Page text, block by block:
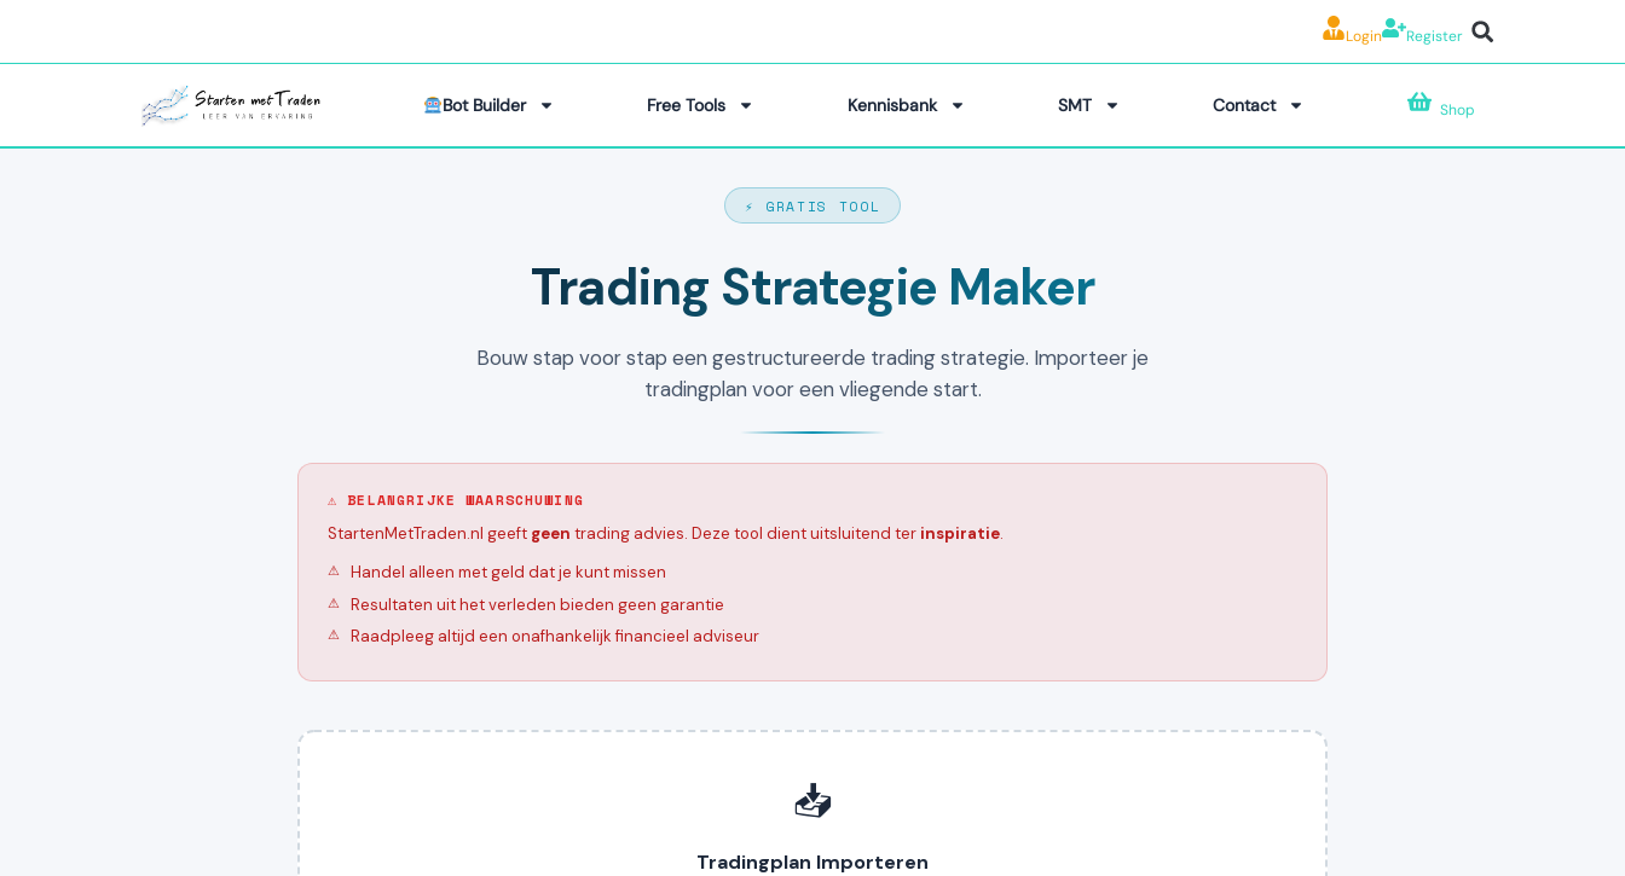
Login Register
Bot Builder Free Tools Kennisbank SMT Contact Shop